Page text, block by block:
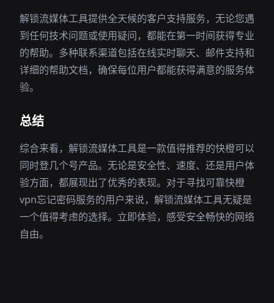
解锁流媒体工具提供全天候的客户支持服务，无论您遇
到任何技术问题或使用疑问，都能在第一时间获得专业
的帮助。多种联系渠道包括在线实时聊天、邮件支持和
详细的帮助文档，确保每位用户都能获得满意的服务体
验。
总结
综合来看，解锁流媒体工具是一款值得推荐的快橙可以
同时登几个号产品。无论是安全性、速度、还是用户体
验方面，都展现出了优秀的表现。对于寻找可靠快橙
vpn忘记密码服务的用户来说，解锁流媒体工具无疑是
一个值得考虑的选择。立即体验，感受安全畅快的网络
自由。